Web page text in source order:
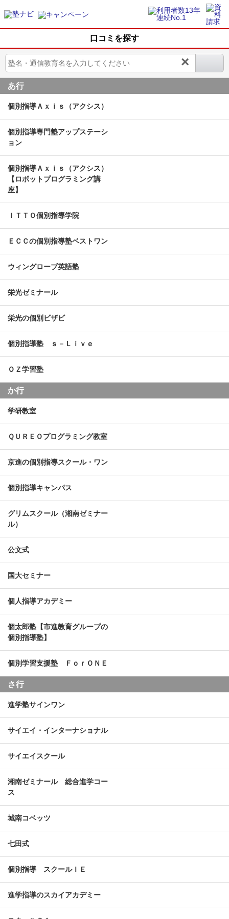
口コミを探す
×
あ行
個別指導Ａｘｉｓ（アクシス）
個別指導専門塾アップステーシ
ョン
個別指導Ａｘｉｓ（アクシス）
【ロボットプログラミング講
座】
ＩＴＴＯ個別指導学院
ＥＣＣの個別指導塾ベストワン
ウィングローブ英語塾
栄光ゼミナール
栄光の個別ビザビ
個別指導塾 ｓ－Ｌｉｖｅ
ＯＺ学習塾
か行
学研教室
ＱＵＲＥＯプログラミング教室
京進の個別指導スクール・ワン
個別指導キャンパス
グリムスクール（湘南ゼミナー
ル）
公文式
国大セミナー
個人指導アカデミー
個太郎塾【市進教育グループの
個別指導塾】
個別学習支援塾 ＦｏｒＯＮＥ
さ行
進学塾サインワン
サイエイ・インターナショナル
サイエイスクール
湘南ゼミナール 総合進学コー
ス
城南コベッツ
七田式
個別指導 スクールＩＥ
進学指導のスカイアカデミー